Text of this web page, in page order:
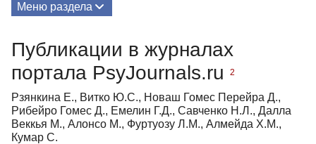
Меню раздела
Публикации в журналах
портала PsyJournals.ru
2
Рзянкина Е., Витко Ю.С., Новаш Гомес Перейра Д.,
Рибейро Гомес Д., Емелин Г.Д., Савченко Н.Л., Далла
Веккья М., Алонсо М., Фуртуозу Л.М., Алмейда Х.М.,
Кумар С.